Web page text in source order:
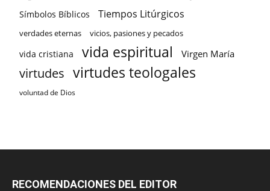
Símbolos Bíblicos Tiempos Litúrgicos
verdades eternas vicios, pasiones y pecados
vida cristiana vida espiritual Virgen María
virtudes virtudes teologales
voluntad de Dios
RECOMENDACIONES DEL EDITOR